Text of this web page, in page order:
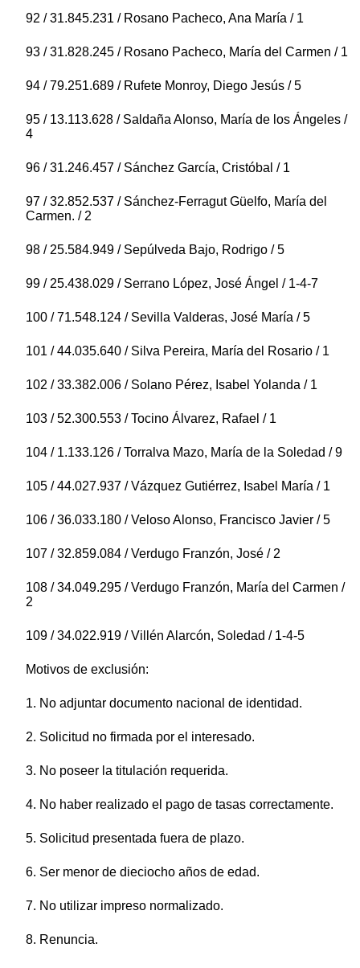
92 / 31.845.231 / Rosano Pacheco, Ana María / 1
93 / 31.828.245 / Rosano Pacheco, María del Carmen / 1
94 / 79.251.689 / Rufete Monroy, Diego Jesús / 5
95 / 13.113.628 / Saldaña Alonso, María de los Ángeles /
4
96 / 31.246.457 / Sánchez García, Cristóbal / 1
97 / 32.852.537 / Sánchez-Ferragut Güelfo, María del
Carmen. / 2
98 / 25.584.949 / Sepúlveda Bajo, Rodrigo / 5
99 / 25.438.029 / Serrano López, José Ángel / 1-4-7
100 / 71.548.124 / Sevilla Valderas, José María / 5
101 / 44.035.640 / Silva Pereira, María del Rosario / 1
102 / 33.382.006 / Solano Pérez, Isabel Yolanda / 1
103 / 52.300.553 / Tocino Álvarez, Rafael / 1
104 / 1.133.126 / Torralva Mazo, María de la Soledad / 9
105 / 44.027.937 / Vázquez Gutiérrez, Isabel María / 1
106 / 36.033.180 / Veloso Alonso, Francisco Javier / 5
107 / 32.859.084 / Verdugo Franzón, José / 2
108 / 34.049.295 / Verdugo Franzón, María del Carmen /
2
109 / 34.022.919 / Villén Alarcón, Soledad / 1-4-5
Motivos de exclusión:
1. No adjuntar documento nacional de identidad.
2. Solicitud no firmada por el interesado.
3. No poseer la titulación requerida.
4. No haber realizado el pago de tasas correctamente.
5. Solicitud presentada fuera de plazo.
6. Ser menor de dieciocho años de edad.
7. No utilizar impreso normalizado.
8. Renuncia.